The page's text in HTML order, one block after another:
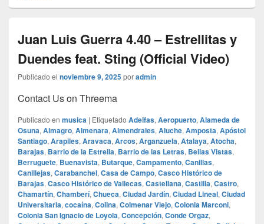
Juan Luis Guerra 4.40 – Estrellitas y
Duendes feat. Sting (Official Video)
Publicado el noviembre 9, 2025poradmin
Contact Us on Threema
Publicado en musica | Etiquetado Adelfas, Aeropuerto, Alameda de
Osuna, Almagro, Almenara, Almendrales, Aluche, Amposta, Apóstol
Santiago, Arapiles, Aravaca, Arcos, Arganzuela, Atalaya, Atocha,
Barajas, Barrio de la Estrella, Barrio de las Letras, Bellas Vistas,
Berruguete, Buenavista, Butarque, Campamento, Canillas,
Canillejas, Carabanchel, Casa de Campo, Casco Histórico de
Barajas, Casco Histórico de Vallecas, Castellana, Castilla, Castro,
Chamartín, Chamberí, Chueca, Ciudad Jardín, Ciudad Lineal, Ciudad
Universitaria, cocaína, Colina, Colmenar Viejo, Colonia Marconi,
Colonia San Ignacio de Loyola, Concepción, Conde Orgaz,